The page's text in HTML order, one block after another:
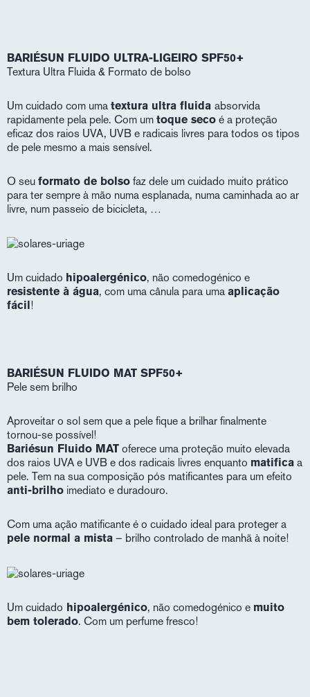
BARIÉSUN FLUIDO ULTRA-LIGEIRO SPF50+
Textura Ultra Fluida & Formato de bolso
Um cuidado com uma textura ultra fluida absorvida
rapidamente pela pele. Com um toque seco é a proteção
eficaz dos raios UVA, UVB e radicais livres para todos os tipos
de pele mesmo a mais sensível.
O seu formato de bolso faz dele um cuidado muito prático
para ter sempre à mão numa esplanada, numa caminhada ao ar
livre, num passeio de bicicleta, …
Um cuidado hipoalergénico, não comedogénico e
resistente à água, com uma cânula para uma aplicação
fácil !
BARIÉSUN FLUIDO MAT SPF50+
Pele sem brilho
Aproveitar o sol sem que a pele fique a brilhar finalmente
tornou-se possível!
Bariésun Fluido MAT oferece uma proteção muito elevada
dos raios UVA e UVB e dos radicais livres enquanto matifica a
pele. Tem na sua composição pós matificantes para um efeito
anti-brilho imediato e duradouro.
Com uma ação matificante é o cuidado ideal para proteger a
pele normal a mista – brilho controlado de manhã à noite!
Um cuidado hipoalergénico, não comedogénico e muito
bem tolerado. Com um perfume fresco!